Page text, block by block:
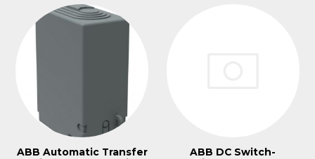
ABB Automatic Transfer
ABB DC Switch-